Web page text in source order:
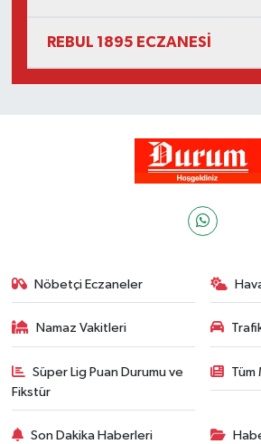
REBUL 1895 ECZANESİ
Nöbetçi Eczaneler
Namaz Vakitleri
Süper Lig Puan Durumu ve
Fikstür
Tüm
Son Dakika Haberleri